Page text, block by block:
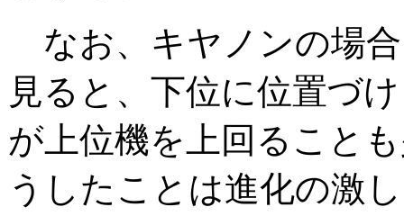
なお、キヤノンの場
見ると、下位に位置づ
が上位機を上回ること
うしたことは進化の激